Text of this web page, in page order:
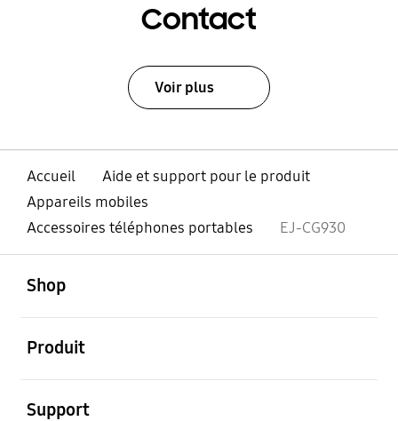
Contact
Voir plus
Accueil
Aide et support pour le produit
Appareils mobiles
Accessoires téléphones portables
EJ-CG930
Shop
Produit
Support